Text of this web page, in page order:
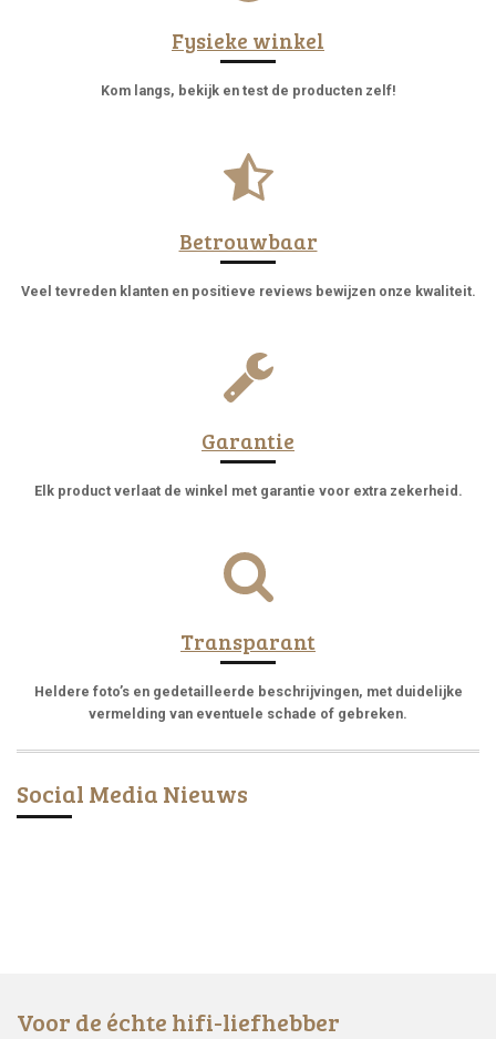
Fysieke winkel
Kom langs, bekijk en test de producten zelf!
Betrouwbaar
Veel tevreden klanten en positieve reviews bewijzen onze kwaliteit.
Garantie
Elk product verlaat de winkel met garantie voor extra zekerheid.
Transparant
Heldere foto’s en gedetailleerde beschrijvingen, met duidelijke
vermelding van eventuele schade of gebreken.
Social Media Nieuws
Voor de échte hifi-liefhebber